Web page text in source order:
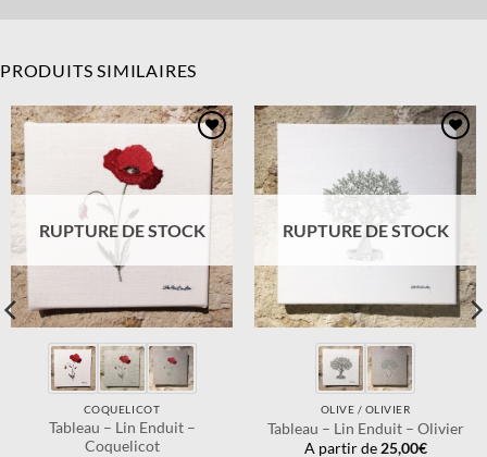
PRODUITS SIMILAIRES
Ajouter
wishlist
RUPTURE DE STOCK
COQUELICOT
Tableau – Lin Enduit –
Coquelicot
Ajouter
wishlist
RUPTURE DE STOCK
OLIVE / OLIVIER
Tableau – Lin Enduit – Olivier
A partir de 25,00€